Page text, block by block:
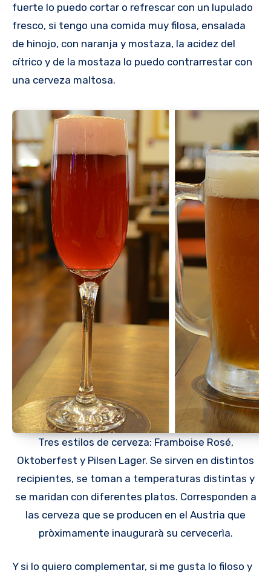
fuerte lo puedo cortar o refrescar con un lupulado
fresco, si tengo una comida muy filosa, ensalada
de hinojo, con naranja y mostaza, la acidez del
cítrico y de la mostaza lo puedo contrarrestar con
una cerveza maltosa.
Tres estilos de cerveza: Framboise Rosé,
Oktoberfest y Pilsen Lager. Se sirven en distintos
recipientes, se toman a temperaturas distintas y
se maridan con diferentes platos. Corresponden a
las cerveza que se producen en el Austria que
pròximamente inaugurarà su cervecerìa.
Y si lo quiero complementar, si me gusta lo filoso y